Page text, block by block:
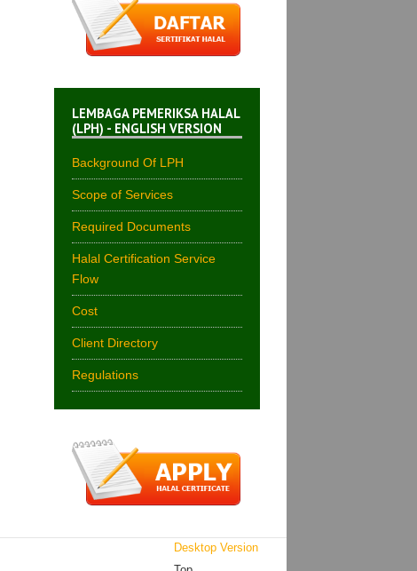
LEMBAGA PEMERIKSA HALAL
(LPH) - ENGLISH VERSION
Background Of LPH
Scope of Services
Required Documents
Halal Certification Service
Flow
Cost
Client Directory
Regulations
Desktop Version